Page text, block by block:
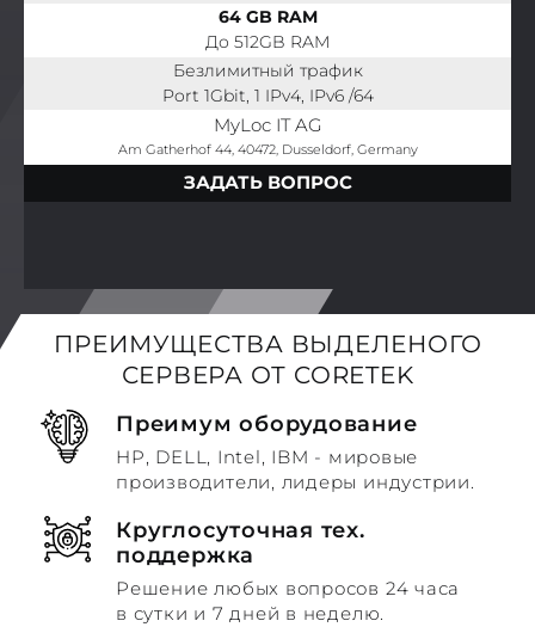
64 GB RAM
До 512GB RAM
Безлимитный трафик
Port 1Gbit, 1 IPv4, IPv6 /64
MyLoc IT AG
Am Gatherhof 44, 40472, Dusseldorf, Germany
ЗАДАТЬ ВОПРОС
ПРЕИМУЩЕСТВА ВЫДЕЛЕНОГО
СЕРВЕРА ОТ CORETEK
Преимум оборудование
HP, DELL, Intel, IBM - мировые
производители, лидеры индустрии.
Круглосуточная тех.
поддержка
Решение любых вопросов 24 часа
в сутки и 7 дней в неделю.